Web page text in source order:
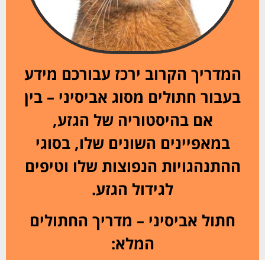
המדריך הקרוב ירכז עבורכם מידע
בעבור חתולים מסוג אביסיני – בין
אם בהיסטוריה של הגזע,
במאפיינים השונים שלו, בסוגי
ההתנהגויות הנפוצות שלו וטיפים
לגידול הגזע.
חתול אביסיני – מדריך החתולים
המלא: